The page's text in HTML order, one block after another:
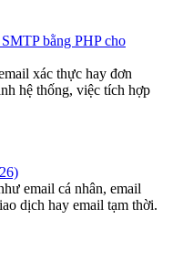
bằng PHP cho
xác thực hay đơn
hệ thống, việc tích hợp
email cá nhân, email
dịch hay email tạm thời.